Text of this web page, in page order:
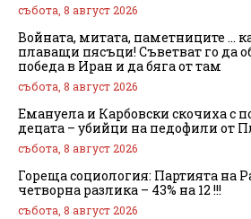
събота, 8 август 2026
Войната, митата, паметниците …
плаващи пясъци! Съветват го да
победа в Иран и да бяга от там
събота, 8 август 2026
Емануела и Карбовски скочиха с
децата – убийци на педофили от
събота, 8 август 2026
Гореща социология: Партията на
четворна разлика – 43% на 12 !!!
събота, 8 август 2026